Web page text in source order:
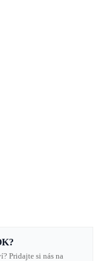
Pridajte si nás na